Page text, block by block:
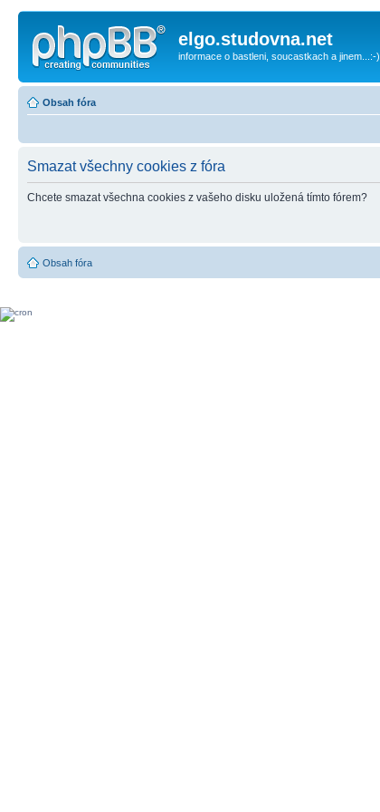
elgo.studovna.net
informace o bastleni, soucastkach a jinem...:-)
Obsah fóra
Smazat všechny cookies z fóra
Chcete smazat všechna cookies z vašeho disku uložená tímto fórem?
Obsah fóra